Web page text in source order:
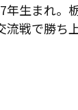
年生まれ
戦で勝ち